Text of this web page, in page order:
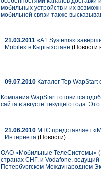
мобильных устройств и их
мобильной связи также
21.03.2011 «A1 Systems»
Mobile» в Кыргызстане (Новости
09.07.2010 Каталог Top
Компания WapStart готовится
сайта в августе текущего года.
21.06.2010 МТС представляет
Интернета (Новости)
ОАО «Мобильные ТелеСистемы»
странах СНГ, и Vodafone,
Петербургском Международном